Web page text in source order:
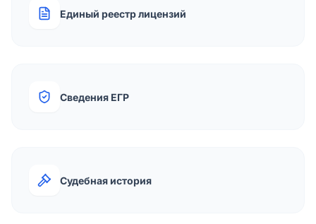
Единый реестр лицензий
Сведения ЕГР
Судебная история